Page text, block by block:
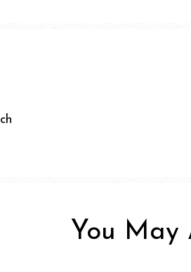
You May